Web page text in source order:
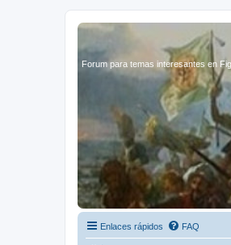
Forum para temas interesantes en
Enlaces rápidos FAQ